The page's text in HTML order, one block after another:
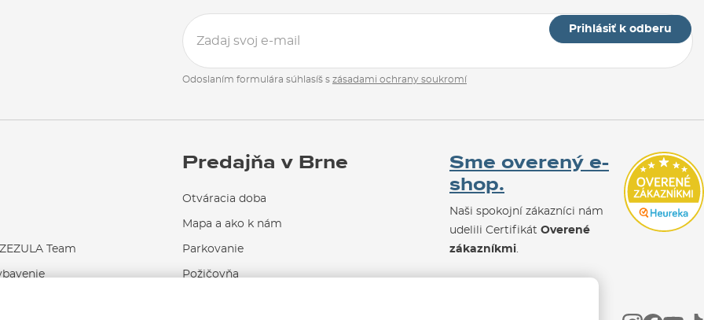
Prihlásiť k odberu
Odoslaním formulára súhlasíš s zásadami ochrany soukromí
Team
Predajňa v Brne
Otváracia doba
Mapa a ako k nám
Parkovanie
Požičovňa
Sme overený e-
shop.
Naši spokojní zákazníci nám
udelili Certifikát Overené
zákazníkmi.